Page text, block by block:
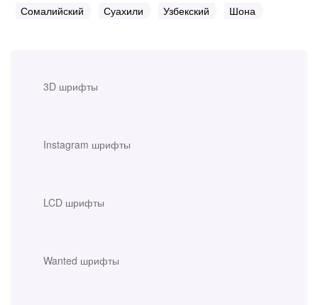
3D шрифты
Instagram шрифты
LCD шрифты
Wanted шрифты
Сомалийский
Суахили Узбекский Шона